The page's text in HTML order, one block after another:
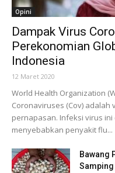
Opini
Dampak Virus
Perekonomian
Indonesia
12 Maret 2020
World Health Organization
Coronaviruses (Cov) adalah
pernapasan. Infeksi virus ini
menyebabkan penyakit flu...
Bawang
Samping